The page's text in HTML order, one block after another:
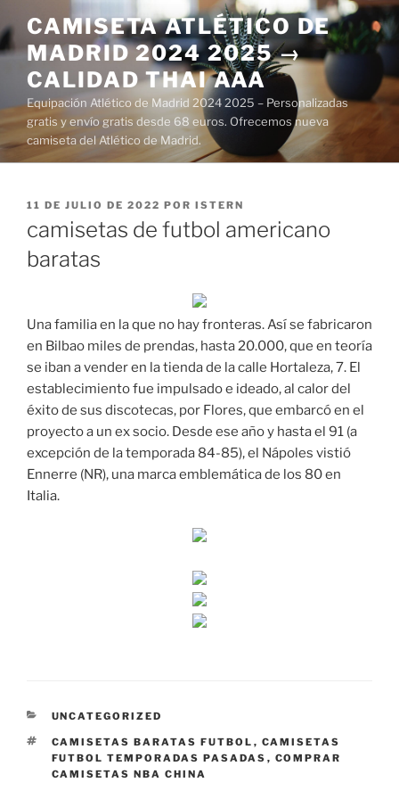
al
contenido
CAMISETA ATLÉTICO DE
MADRID 2024 2025 →
CALIDAD THAI AAA
Equipación Atlético de Madrid 2024 2025 – Personalizadas
gratis y envío gratis desde 68 euros. Ofrecemos nueva
camiseta del Atlético de Madrid.
PUBLICADO
11 DE JULIO DE 2022 POR ISTERN
camisetas de futbol americano
baratas
Una familia en la que no hay fronteras. Así se fabricaron
en Bilbao miles de prendas, hasta 20.000, que en teoría
se iban a vender en la tienda de la calle Hortaleza, 7. El
establecimiento fue impulsado e ideado, al calor del
éxito de sus discotecas, por Flores, que embarcó en el
proyecto a un ex socio. Desde ese año y hasta el 91 (a
excepción de la temporada 84-85), el Nápoles vistió
Ennerre (NR), una marca emblemática de los 80 en
Italia.
CATEGORÍAS
UNCATEGORIZED
ETIQUETAS
CAMISETAS BARATAS FUTBOL , CAMISETAS
FUTBOL TEMPORADAS PASADAS , COMPRAR
CAMISETAS NBA CHINA